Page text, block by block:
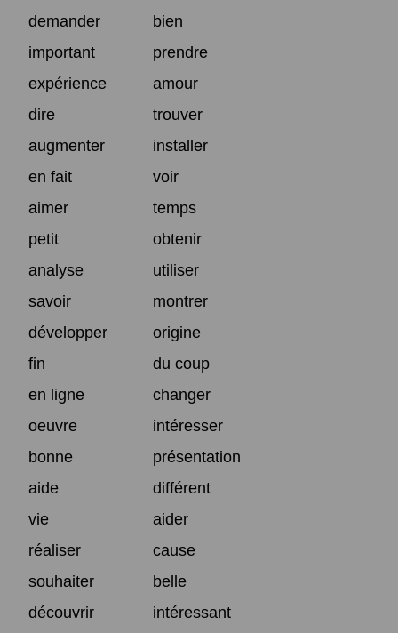
demander
bien
important
prendre
expérience
amour
dire
trouver
augmenter
installer
en fait
voir
aimer
temps
petit
obtenir
analyse
utiliser
savoir
montrer
développer
origine
fin
du coup
en ligne
changer
oeuvre
intéresser
bonne
présentation
aide
différent
vie
aider
réaliser
cause
souhaiter
belle
découvrir
intéressant